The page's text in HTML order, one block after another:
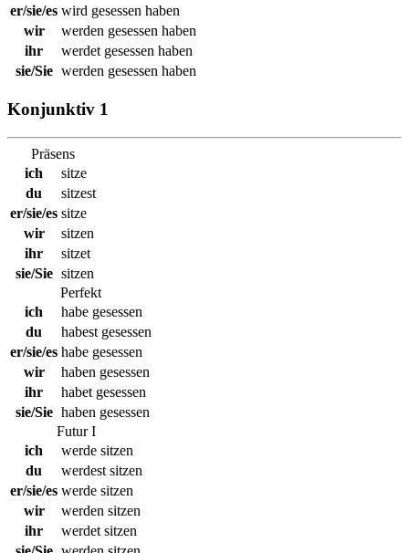
er/sie/es wird gesessen haben
wir
werden gesessen haben
ihr
werdet gesessen haben
sie/Sie werden gesessen haben
Konjunktiv 1
Präsens
ich
sitze
du
sitzest
er/sie/es sitze
wir
sitzen
ihr
sitzet
sie/Sie sitzen
Perfekt
ich
habe gesessen
du
habest gesessen
er/sie/es habe gesessen
wir
haben gesessen
ihr
habet gesessen
sie/Sie haben gesessen
Futur I
ich
werde sitzen
du
werdest sitzen
er/sie/es werde sitzen
wir
werden sitzen
ihr
werdet sitzen